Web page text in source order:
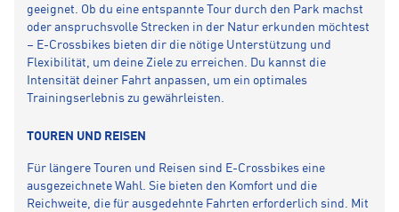
geeignet. Ob du eine entspannte Tour durch den Park machst
oder anspruchsvolle Strecken in der Natur erkunden möchtest
– E-Crossbikes bieten dir die nötige Unterstützung und
Flexibilität, um deine Ziele zu erreichen. Du kannst die
Intensität deiner Fahrt anpassen, um ein optimales
Trainingserlebnis zu gewährleisten.
TOUREN UND REISEN
Für längere Touren und Reisen sind E-Crossbikes eine
ausgezeichnete Wahl. Sie bieten den Komfort und die
Reichweite, die für ausgedehnte Fahrten erforderlich sind. Mit